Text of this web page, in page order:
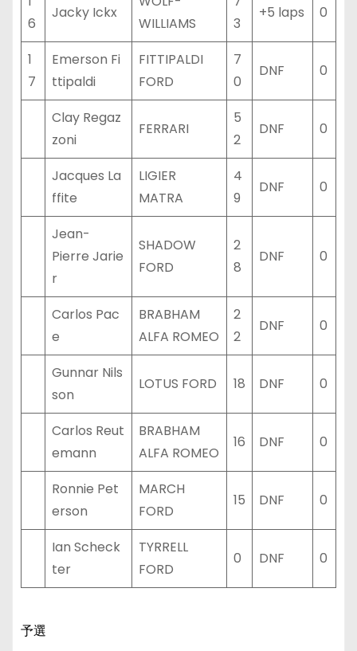
6
Jacky Ickx
WILLIAMS
3
+5 laps 0
1
7
Emerson Fi
ttipaldi
FITTIPALDI
FORD
7
0
DNF 0
Clay Regaz
zoni
FERRARI
5
2
DNF 0
Jacques La
ffite
LIGIER
MATRA
4
9
DNF 0
Jean-
Pierre Jarie
r
SHADOW
FORD
2
8
DNF 0
Carlos Pac
e
BRABHAM
ALFA ROMEO
2
2
DNF 0
Gunnar Nils
son
LOTUS FORD 18 DNF 0
Carlos Reut
emann
BRABHAM
ALFA ROMEO
16 DNF 0
Ronnie Pet
erson
MARCH
FORD
15 DNF 0
Ian Scheck
ter
TYRRELL
FORD
0 DNF 0
予選